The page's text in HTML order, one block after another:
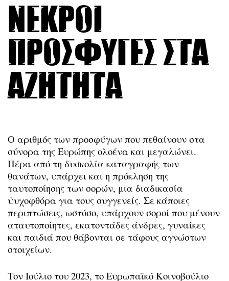
Νεκροί
πρόσφυγες στα
αζήτητα
Ο αριθμός των προσφύγων που πεθαίνουν στα
σύνορα της Ευρώπης ολοένα και μεγαλώνει.
Πέρα από τη δυσκολία καταγραφής των
θανάτων, υπάρχει και η πρόκληση της
ταυτοποίησης των σορών, μια διαδικασία
ψυχοφθόρα για τους συγγενείς. Σε κάποιες
περιπτώσεις, ωστόσο, υπάρχουν σοροί που μένουν
αταυτοποίητες, εκατοντάδες άνδρες, γυναίκες
και παιδιά που θάβονται σε τάφους αγνώστων
στοιχείων.
Τον Ιούλιο του 2023, το Ευρωπαϊκό Κοινοβούλιο